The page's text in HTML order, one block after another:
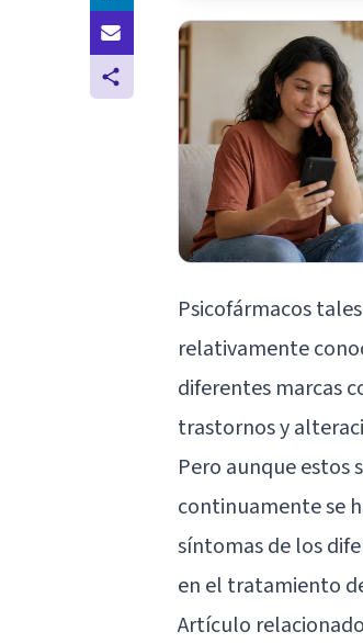
Psicofármacos
relativamente
diferentes marcas
trastornos y
Pero aunque estos
continuamente se
síntomas de los
en el tratamiento
Artículo